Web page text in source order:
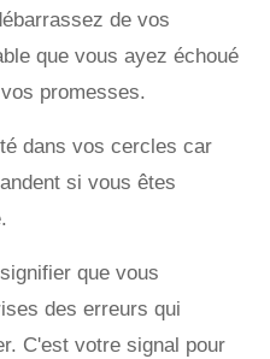
de vos
que vous ayez échoué
promesses.
dans vos cercles car
si vous êtes
que vous
des erreurs qui
C'est votre signal pour